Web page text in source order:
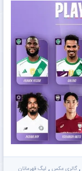
, گالری عکس , لیگ قهرمانان